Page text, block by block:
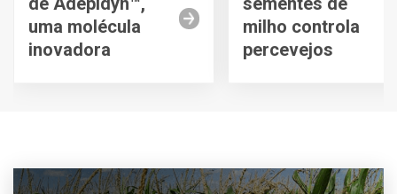
uma molécula
inovadora
milho controla
percevejos